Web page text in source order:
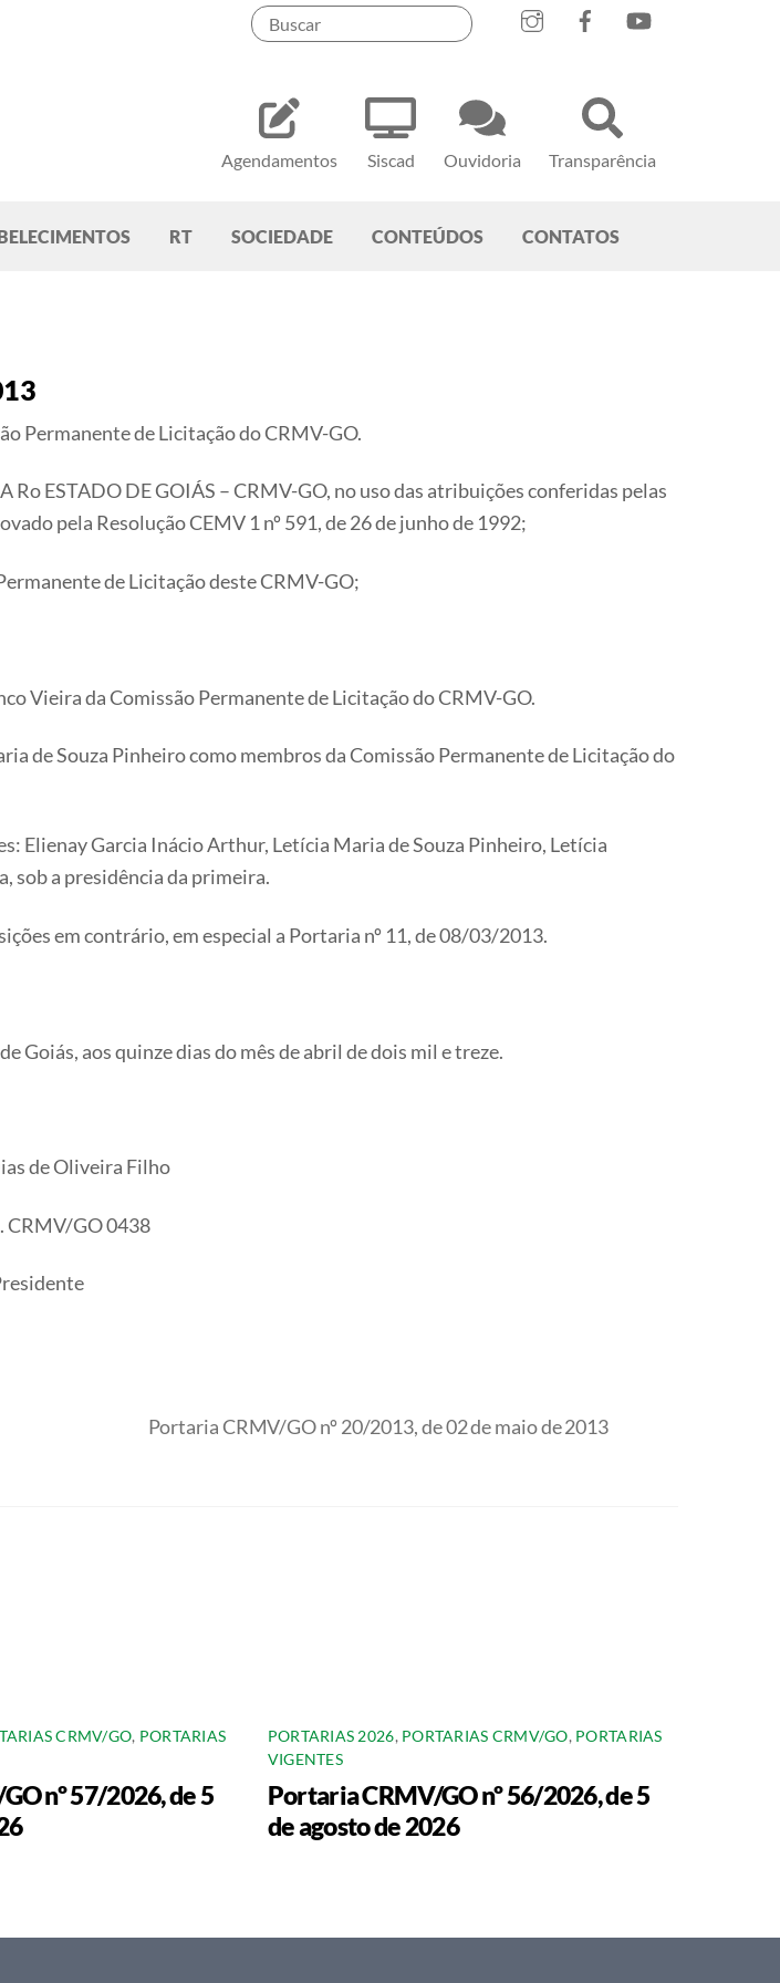
Agendamentos Siscad Ouvidoria Transparência
RT SOCIEDADE CONTEÚDOS CONTATOS
Permanente de Licitação do CRMV-GO.
ESTADO DE GOIÁS – CRMV-GO, no uso das atribuições conferidas pelas
pela Resolução CEMV 1 nº 591, de 26 de junho de 1992;
de Licitação deste CRMV-GO;
Vieira da Comissão Permanente de Licitação do CRMV-GO.
de Souza Pinheiro como membros da Comissão Permanente de Licitação do
Elienay Garcia Inácio Arthur, Letícia Maria de Souza Pinheiro, Letícia
sob a presidência da primeira.
em contrário, em especial a Portaria nº 11, de 08/03/2013.
aos quinze dias do mês de abril de dois mil e treze.
de Oliveira Filho
CRMV/GO 0438
Portaria CRMV/GO nº 20/2013, de 02 de maio de 2013
CRMV/GO, PORTARIAS
nº 57/2026, de 5
PORTARIAS 2026, PORTARIAS CRMV/GO, PORTARIAS
VIGENTES
Portaria CRMV/GO nº 56/2026, de 5
de agosto de 2026